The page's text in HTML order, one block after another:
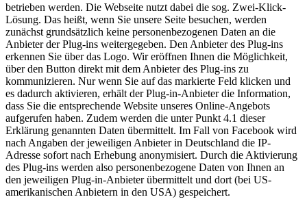
betrieben werden. Die Webseite nutzt dabei die sog. Zwei-Klick-
Lösung. Das heißt, wenn Sie unsere Seite besuchen, werden
zunächst grundsätzlich keine personenbezogenen Daten an die
Anbieter der Plug-ins weitergegeben. Den Anbieter des Plug-ins
erkennen Sie über das Logo. Wir eröffnen Ihnen die Möglichkeit,
über den Button direkt mit dem Anbieter des Plug-ins zu
kommunizieren. Nur wenn Sie auf das markierte Feld klicken und
es dadurch aktivieren, erhält der Plug-in-Anbieter die Information,
dass Sie die entsprechende Website unseres Online-Angebots
aufgerufen haben. Zudem werden die unter Punkt 4.1 dieser
Erklärung genannten Daten übermittelt. Im Fall von Facebook wird
nach Angaben der jeweiligen Anbieter in Deutschland die IP-
Adresse sofort nach Erhebung anonymisiert. Durch die Aktivierung
des Plug-ins werden also personenbezogene Daten von Ihnen an
den jeweiligen Plug-in-Anbieter übermittelt und dort (bei US-
amerikanischen Anbietern in den USA) gespeichert.